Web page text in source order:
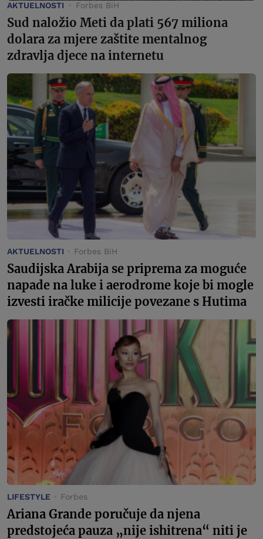
AKTUELNOSTI Forbes BiH
Sud naložio Meti da plati 567 miliona
dolara za mjere zaštite mentalnog
zdravlja djece na internetu
AKTUELNOSTI Forbes BiH
Saudijska Arabija se priprema za moguće
napade na luke i aerodrome koje bi mogle
izvesti iračke milicije povezane s Hutima
LIFESTYLE Forbes
Ariana Grande poručuje da njena
predstojeća pauza „nije ishitrena“ niti je